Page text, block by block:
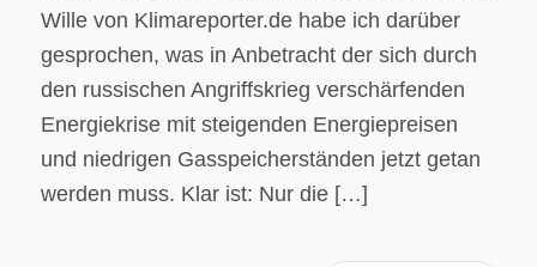
Wille von Klimareporter.de habe ich darüber
gesprochen, was in Anbetracht der sich durch
den russischen Angriffskrieg verschärfenden
Energiekrise mit steigenden Energiepreisen
und niedrigen Gasspeicherständen jetzt getan
werden muss. Klar ist: Nur die […]